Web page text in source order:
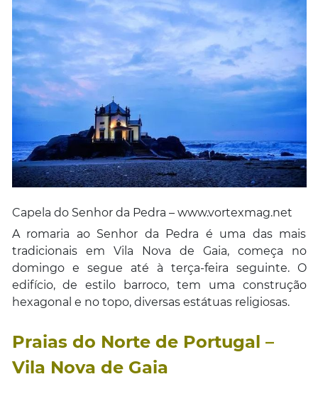
Capela do Senhor da Pedra – www.vortexmag.net
A romaria ao Senhor da Pedra é uma das mais
tradicionais em Vila Nova de Gaia, começa no
domingo e segue até à terça-feira seguinte. O
edifício, de estilo barroco, tem uma construção
hexagonal e no topo, diversas estátuas religiosas.
Praias do Norte de Portugal –
Vila Nova de Gaia